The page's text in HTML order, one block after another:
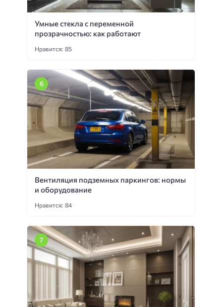
Умные стекла с переменной
прозрачностью: как работают
Нравится: 85
Вентиляция подземных паркингов: нормы
и оборудование
Нравится: 84